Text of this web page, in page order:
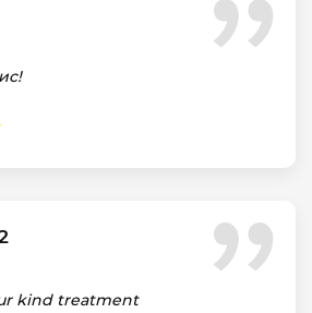
kind treatment